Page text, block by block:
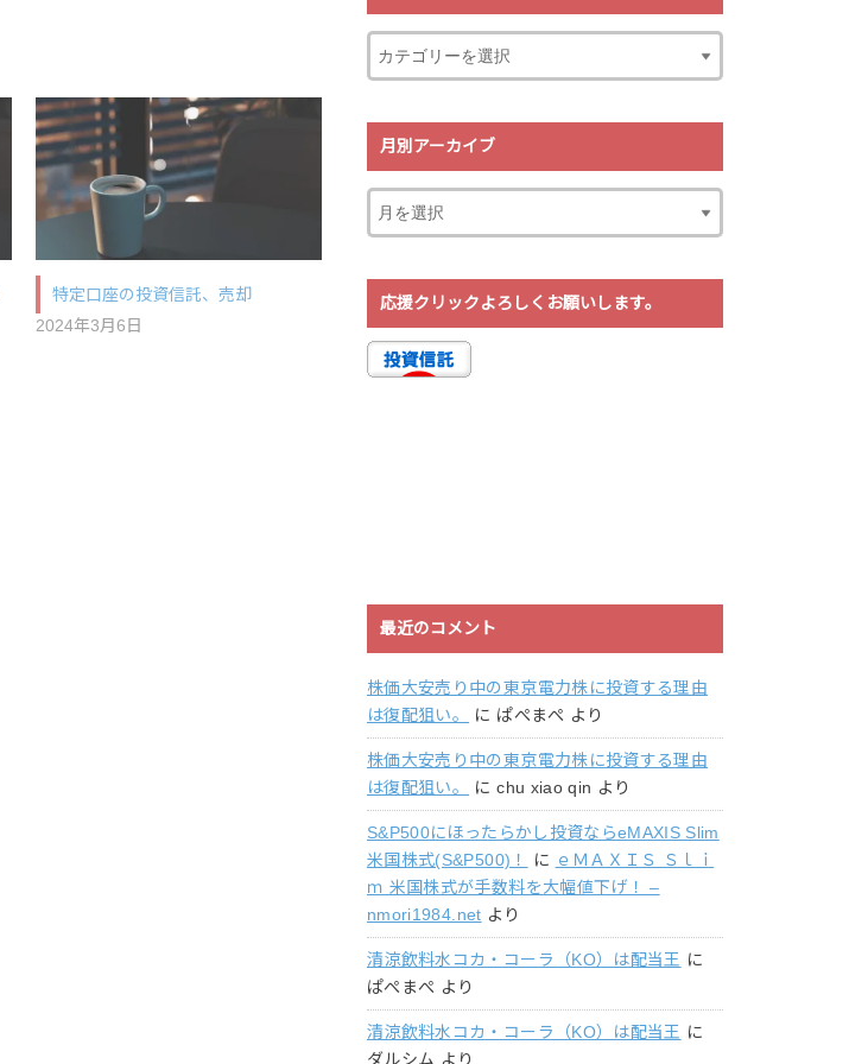
特定口座の投資信託、売却
2024年3月6日
月別アーカイブ
応援クリックよろしくお願いします。
最近のコメント
株価大安売り中の東京電力株に投資する理由
は復配狙い。
に ぱぺまぺ より
株価大安売り中の東京電力株に投資する理由
は復配狙い。
にchu xiao qin より
S&P500にほったらかし投資ならeMAXIS Slim
米国株式(S&P500)！
に ｅＭＡＸＩＳ Ｓｌｉ
ｍ 米国株式が手数料を大幅値下げ！ –
nmori1984.net より
清涼飲料水コカ・コーラ（KO）は配当王 に
ぱぺまぺ より
清涼飲料水コカ・コーラ（KO）は配当王 に
ダルシム より